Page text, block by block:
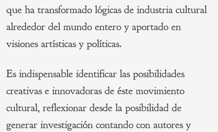
que ha transformado lógicas de industria cultural
alrededor del mundo entero y aportado en
visiones artísticas y políticas.
Es indispensable identificar las posibilidades
creativas e innovadoras de éste movimiento
cultural, reflexionar desde la posibilidad de
generar investigación contando con autores y